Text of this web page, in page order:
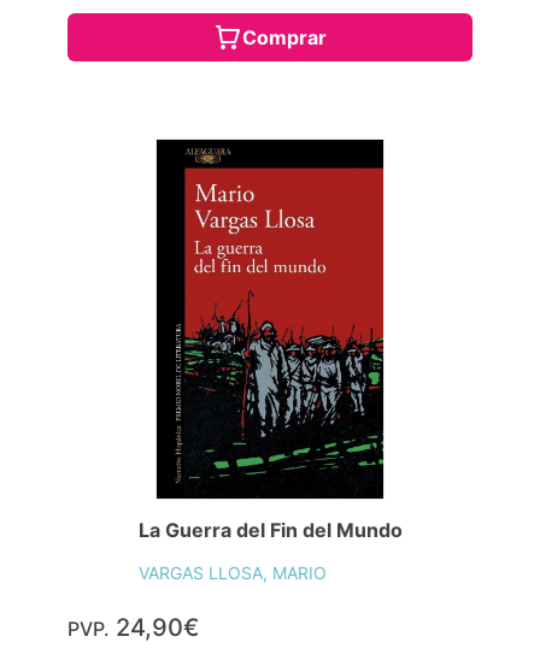
Comprar
La Guerra del Fin del Mundo
VARGAS LLOSA, MARIO
PVP. 24,90€